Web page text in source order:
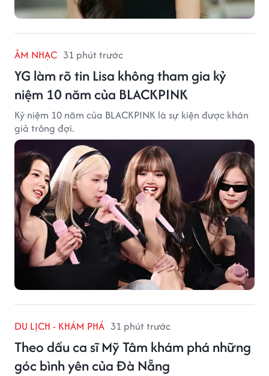
ÂM NHẠC 31 phút trước
YG làm rõ tin Lisa không tham gia kỷ
niệm 10 năm của BLACKPINK
Kỷ niệm 10 năm của BLACKPINK là sự kiện được khán
giả trông đợi.
DU LỊCH - KHÁM PHÁ 31 phút trước
Theo dấu ca sĩ Mỹ Tâm khám phá những
góc bình yên của Đà Nẵng